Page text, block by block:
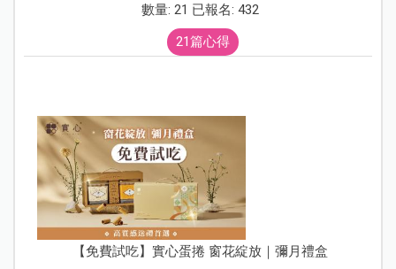
數量: 21 已報名: 432
21篇心得
【免費試吃】實心蛋捲 窗花綻放｜彌月禮盒